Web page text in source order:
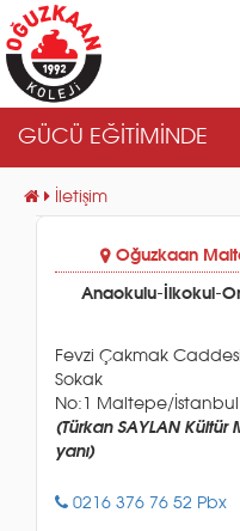
GÜCÜ EĞİTİMİNDE
İletişim
No:1
Oğuzkaan
Anaokulu-İlkokul-
Fevzi Çakmak
Sokak
No:1 Maltepe/İstanbul
(Türkan SAYLAN Kültür
yanı)
0216 376 76 52 Pbx